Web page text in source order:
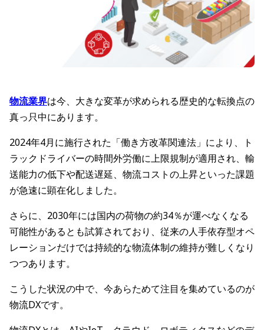
物流業界は今、大きな変革が求められる歴史的な転換点の
真っ只中にあります。
2024年4月に施行された「働き方改革関連法」により、ト
ラックドライバーの時間外労働に上限規制が適用され、輸
送能力の低下や配送遅延、物流コストの上昇といった課題
が急速に顕在化しました。
さらに、2030年には国内の荷物の約34％が運べなくなる
可能性があるとも試算されており、従来の人手依存型オペ
レーションだけでは持続的な物流体制の維持が難しくなり
つつあります。
こうした状況の中で、今あらためて注目を集めているのが
物流DXです。